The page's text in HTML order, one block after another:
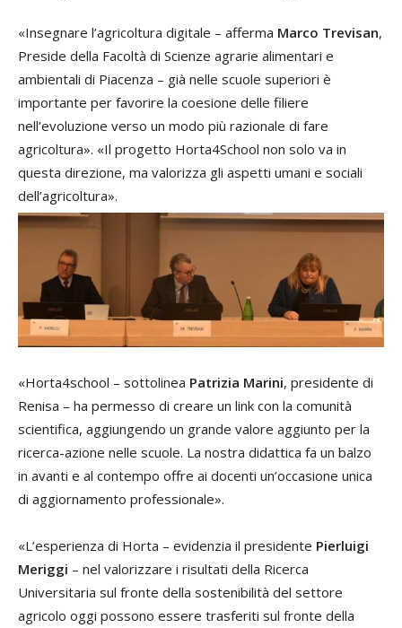
«Insegnare l’agricoltura digitale – afferma Marco Trevisan,
Preside della Facoltà di Scienze agrarie alimentari e
ambientali di Piacenza – già nelle scuole superiori è
importante per favorire la coesione delle filiere
nell’evoluzione verso un modo più razionale di fare
agricoltura». «Il progetto Horta4School non solo va in
questa direzione, ma valorizza gli aspetti umani e sociali
dell’agricoltura».
«Horta4school – sottolinea Patrizia Marini, presidente di
Renisa – ha permesso di creare un link con la comunità
scientifica, aggiungendo un grande valore aggiunto per la
ricerca-azione nelle scuole. La nostra didattica fa un balzo
in avanti e al contempo offre ai docenti un’occasione unica
di aggiornamento professionale».
«L’esperienza di Horta – evidenzia il presidente Pierluigi
Meriggi – nel valorizzare i risultati della Ricerca
Universitaria sul fronte della sostenibilità del settore
agricolo oggi possono essere trasferiti sul fronte della